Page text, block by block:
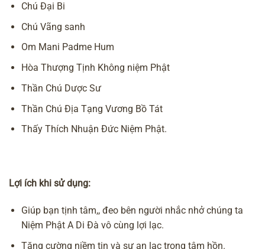
Chú Đại Bi
Chú Vãng sanh
Om Mani Padme Hum
Hòa Thượng Tịnh Không niệm Phật
Thần Chú Dược Sư
Thần Chú Địa Tạng Vương Bồ Tát
Thấy Thích Nhuận Đức Niệm Phật.
Lợi ích khi sử dụng:
Giúp bạn tịnh tâm,, đeo bên người nhắc nhở chúng ta
Niệm Phật A Di Đà vô cùng lợi lạc.
Tăng cường niềm tin và sự an lạc trong tâm hồn.